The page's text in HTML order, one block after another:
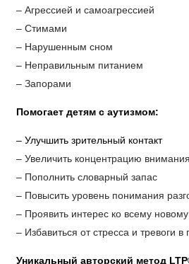
– Агрессией и самоагрессией
– Стимами
– Нарушенным сном
– Неправильным питанием
– Запорами
Помогает детям с аутизмом:
– Улучшить зрительный контакт
– Увеличить концентрацию внимания
– Пополнить словарный запас
– Повысить уровень понимания
– Проявить интерес ко всему новому
– Избавиться от стресса и тревоги
Уникальный авторский метод